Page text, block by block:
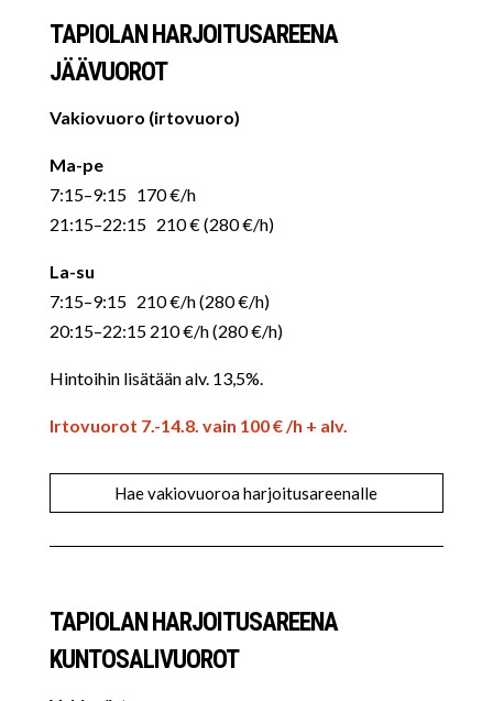
TAPIOLAN HARJOITUSAREENA
JÄÄVUOROT
Vakiovuoro (irtovuoro)
Ma-pe
7:15–9:15 170 €/h
21:15–22:15 210 € (280 €/h)
La-su
7:15–9:15 210 €/h (280 €/h)
20:15–22:15 210 €/h (280 €/h)
Hintoihin lisätään alv. 13,5%.
Irtovuorot 7.-14.8. vain 100 € /h + alv.
Hae vakiovuoroa harjoitusareenalle
TAPIOLAN HARJOITUSAREENA
KUNTOSALIVUOROT